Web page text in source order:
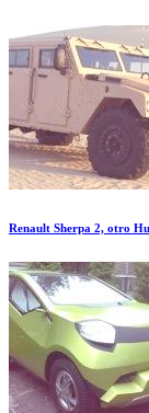
Renault Sherpa 2, otro